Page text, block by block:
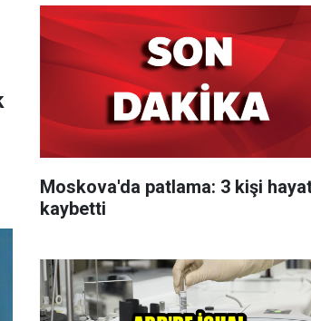
Moskova'da patlama: 3 kişi
kaybetti